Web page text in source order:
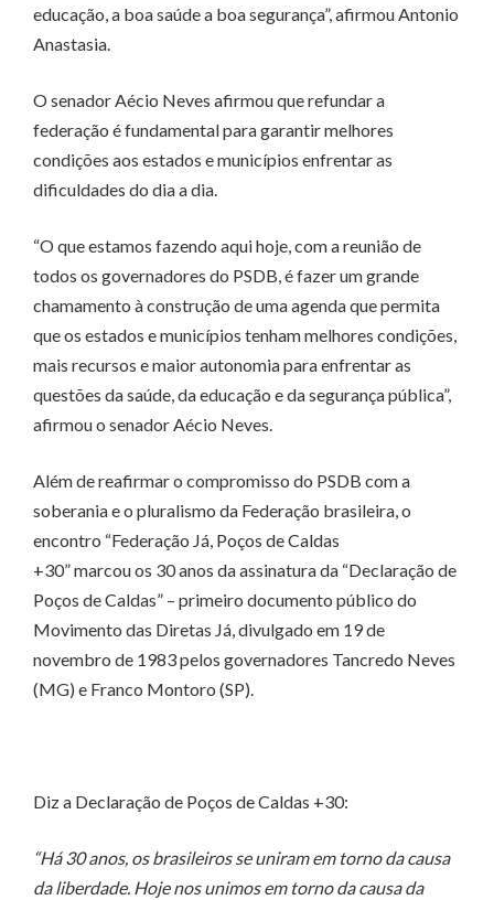
educação, a boa saúde a boa segurança”, afirmou Antonio
Anastasia.
O senador Aécio Neves afirmou que refundar a
federação é fundamental para garantir melhores
condições aos estados e municípios enfrentar as
dificuldades do dia a dia.
“O que estamos fazendo aqui hoje, com a reunião de
todos os governadores do PSDB, é fazer um grande
chamamento à construção de uma agenda que permita
que os estados e municípios tenham melhores condições,
mais recursos e maior autonomia para enfrentar as
questões da saúde, da educação e da segurança pública”,
afirmou o senador Aécio Neves.
Além de reafirmar o compromisso do PSDB com a
soberania e o pluralismo da Federação brasileira, o
encontro “Federação Já, Poços de Caldas
+30” marcou os 30 anos da assinatura da “Declaração de
Poços de Caldas” – primeiro documento público do
Movimento das Diretas Já, divulgado em 19 de
novembro de 1983 pelos governadores Tancredo Neves
(MG) e Franco Montoro (SP).
Diz a Declaração de Poços de Caldas +30:
“Há 30 anos, os brasileiros se uniram em torno da causa
da liberdade. Hoje nos unimos em torno da causa da